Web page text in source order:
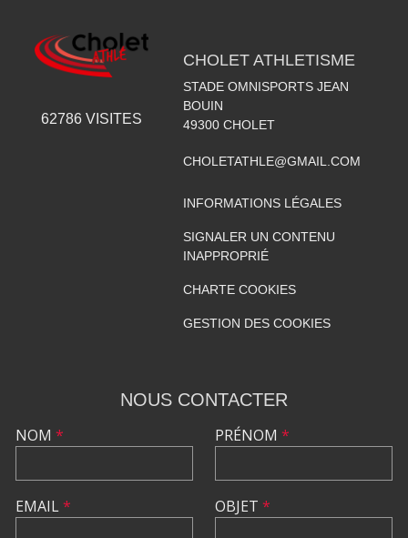
62786VISITES
CHOLET ATHLETISME
STADE OMNISPORTS JEAN
BOUIN
49300 CHOLET
CHOLETATHLE@GMAIL.COM
INFORMATIONS LÉGALES
SIGNALER UN CONTENU
INAPPROPRIÉ
CHARTE COOKIES
GESTION DES COOKIES
NOUS CONTACTER
NOM *
EMAIL*
PRÉNOM *
OBJET *